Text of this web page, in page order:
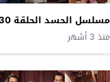
مسلسل الحسد الحلقة 30 مترجم
منذ 3 أشهر